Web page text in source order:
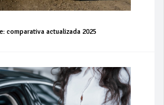
comparativa actualizada 2025